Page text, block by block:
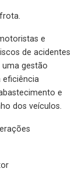
e
de acidentes
gestão
eficiência
e
dos veículos.